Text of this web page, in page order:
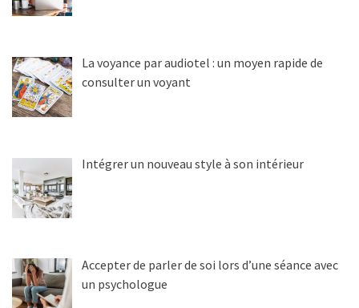
La voyance par audiotel : un moyen rapide de
consulter un voyant
Intégrer un nouveau style à son intérieur
Accepter de parler de soi lors d’une séance avec
un psychologue